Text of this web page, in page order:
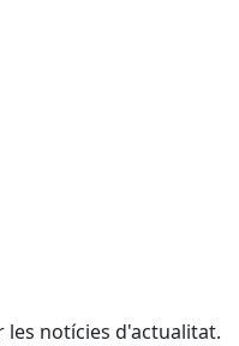
notícies d'actualitat.